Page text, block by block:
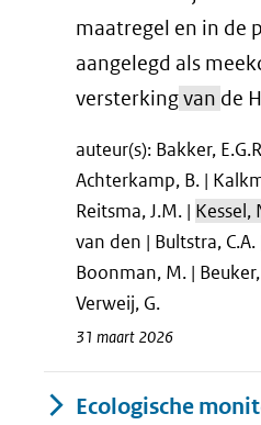
maatregel en in de
aangelegd als
versterkingvan de
auteur(s): Bakker,
Achterkamp, B. |
Reitsma, J.M. | Kessel,
van den | Bultstra, C.A.
Boonman, M. |
Verweij, G.
31 maart 2026
Ecologische